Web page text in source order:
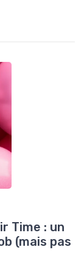
Time : un
(mais pas